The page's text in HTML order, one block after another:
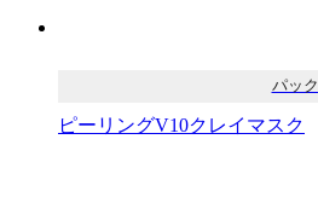
パック
ピーリングV10クレイマスク